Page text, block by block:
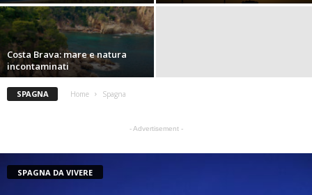
Costa Brava: mare e natura
incontaminati
SPAGNA Home Spagna
- Advertisement -
SPAGNA DA VIVERE